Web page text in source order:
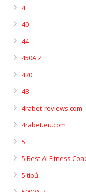
4
40
44
450A Z
470
48
4rabet-reviews.com
4rabet.eu.com
5
5 Best AI Fitness
5 tipů